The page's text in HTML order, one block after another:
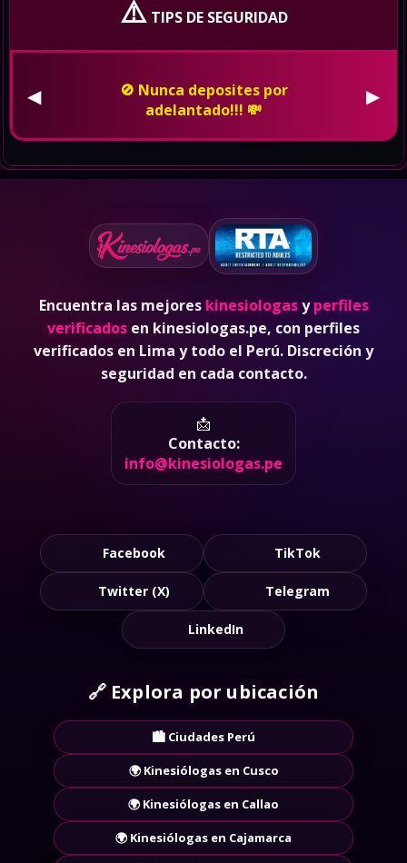
⚠️TIPS DE SEGURIDAD
👮 En caso de ser amenzado o
insultado, bloquealo de whatsapp,
Encuentra las mejoreskinesiologasyperfiles
verificadosen kinesiologas.pe, con perfiles
seguridad en cada contacto.
📩
Contacto:
Facebook TikTok
Twitter (X) Telegram
Explora por ubicación
🏙️ Ciudades Perú
🌍 Kinesiólogas en Cusco
🌍 Kinesiólogas en Callao